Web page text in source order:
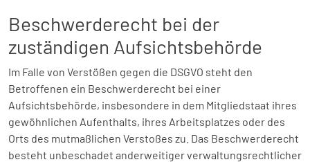
Beschwerde­recht bei der
zuständigen Aufsichts­behörde
Im Falle von Verstößen gegen die DSGVO steht den
Betroffenen ein Beschwerderecht bei einer
Aufsichtsbehörde, insbesondere in dem Mitgliedstaat ihres
gewöhnlichen Aufenthalts, ihres Arbeitsplatzes oder des
Orts des mutmaßlichen Verstoßes zu. Das Beschwerderecht
besteht unbeschadet anderweitiger verwaltungsrechtlicher